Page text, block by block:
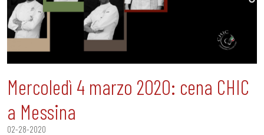
Mercoledì 4 marzo 2020: cena CHIC
a Messina
02-28-2020